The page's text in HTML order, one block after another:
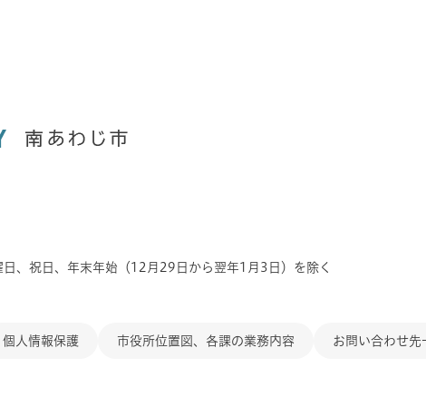
、祝日、年末年始（12月29日から翌年1月3日）を除く
個人情報保護 市役所位置図、各課の業務内容 お問い合わせ先